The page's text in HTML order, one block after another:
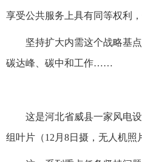
享受公共服务上具有同等权利
坚持扩大内需这个战略基
碳达峰、碳中和工作……
这是河北省威县一家风电
组叶片（12月8日摄，无人机照